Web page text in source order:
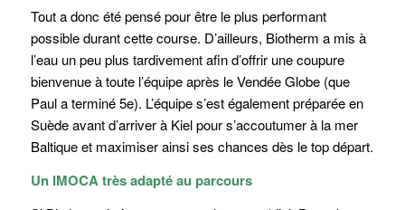
Tout a donc été pensé pour être le plus performant
possible durant cette course. D’ailleurs, Biotherm a mis à
l’eau un peu plus tardivement afin d’offrir une coupure
bienvenue à toute l’équipe après le Vendée Globe (que
Paul a terminé 5e). L’équipe s’est également préparée en
Suède avant d’arriver à Kiel pour s’accoutumer à la mer
Baltique et maximiser ainsi ses chances dès le top départ.
Un IMOCA très adapté au parcours